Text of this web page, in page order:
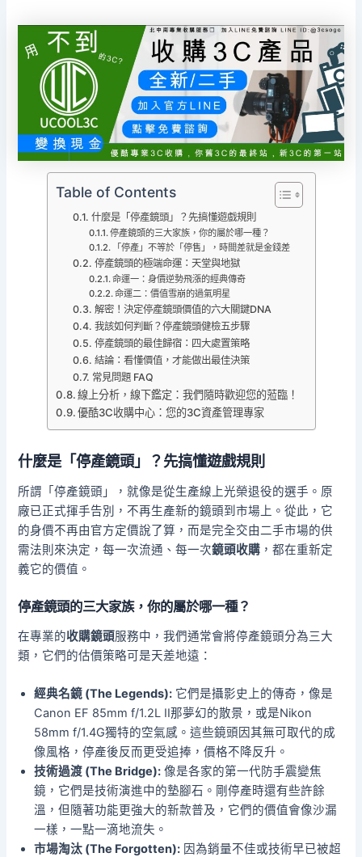
Table of Contents
什麼是「停產鏡頭」？先搞懂遊戲規則
停產鏡頭的三大家族，你的屬於哪一種？
「停產」不等於「停售」，時間差就是金錢差
停產鏡頭的極端命運：天堂與地獄
命運一：身價逆勢飛漲的經典傳奇
命運二：價值雪崩的過氣明星
解密！決定停產鏡頭價值的六大關鍵DNA
我該如何判斷？停產鏡頭健檢五步驟
停產鏡頭的最佳歸宿：四大處置策略
結論：看懂價值，才能做出最佳決策
常見問題 FAQ
線上分析，線下鑑定：我們隨時歡迎您的蒞臨！
優酷3C收購中心：您的3C資產管理專家
什麼是「停產鏡頭」？先搞懂遊戲規則
所謂「停產鏡頭」，就像是從生產線上光榮退役的選手。原
廠已正式揮手告別，不再生產新的鏡頭到市場上。從此，它
的身價不再由官方定價說了算，而是完全交由二手市場的供
需法則來決定，每一次流通、每一次鏡頭收購 ，都在重新定
義它的價值。
停產鏡頭的三大家族，你的屬於哪一種？
在專業的收購鏡頭服務中，我們通常會將停產鏡頭分為三大
類，它們的估價策略可是天差地遠：
經典名鏡 (The Legends): 它們是攝影史上的傳奇，像是
Canon EF 85mm f/1.2L II那夢幻的散景，或是Nikon
58mm f/1.4G獨特的空氣感。這些鏡頭因其無可取代的成
像風格，停產後反而更受追捧，價格不降反升。
技術過渡 (The Bridge): 像是各家的第一代防手震變焦
鏡，它們是技術演進中的墊腳石。剛停產時還有些許餘
溫，但隨著功能更強大的新款普及，它們的價值會像沙漏
一樣，一點一滴地流失。
市場淘汰 (The Forgotten): 因為銷量不佳或技術早已被超